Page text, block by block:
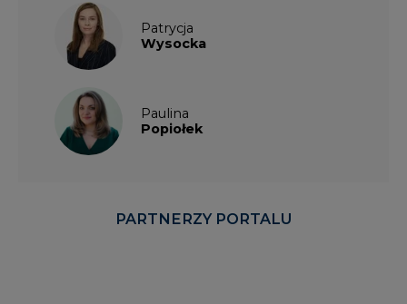
Patrycja
Wysocka
Paulina
Popiołek
PARTNERZY PORTALU